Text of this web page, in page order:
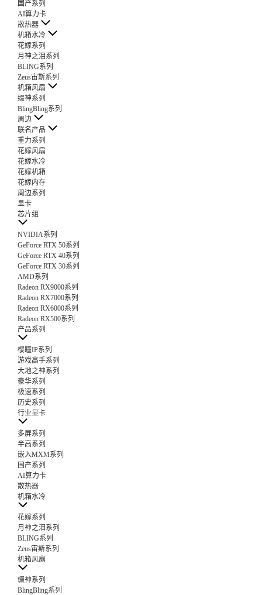
国产系列
AI算力卡
散热器
机箱水冷
花嫁系列
月神之泪系列
BLING系列
Zeus宙斯系列
机箱风扇
缀神系列
BlingBling系列
周边
联名产品
重力系列
花嫁风扇
花嫁水冷
花嫁机箱
花嫁内存
周边系列
显卡
芯片组
NVIDIA系列
GeForce RTX 50系列
GeForce RTX 40系列
GeForce RTX 30系列
AMD系列
Radeon RX9000系列
Radeon RX7000系列
Radeon RX6000系列
Radeon RX500系列
产品系列
樱瞳IP系列
游戏高手系列
大地之神系列
豪华系列
极速系列
历史系列
行业显卡
多屏系列
半高系列
嵌入MXM系列
国产系列
AI算力卡
散热器
机箱水冷
花嫁系列
月神之泪系列
BLING系列
Zeus宙斯系列
机箱风扇
缀神系列
BlingBling系列